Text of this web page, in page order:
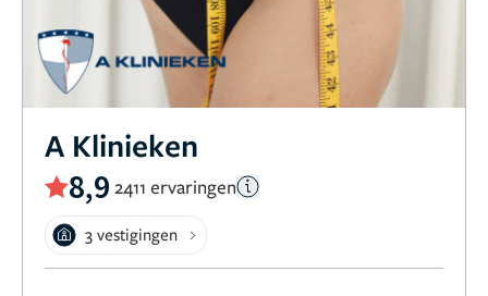
A Klinieken
8,9 2411 ervaringen
3 vestigingen